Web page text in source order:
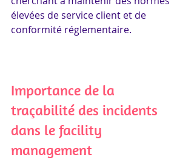
élevées de service client et de
conformité réglementaire.
Importance de la
traçabilité des incidents
dans le facility
management